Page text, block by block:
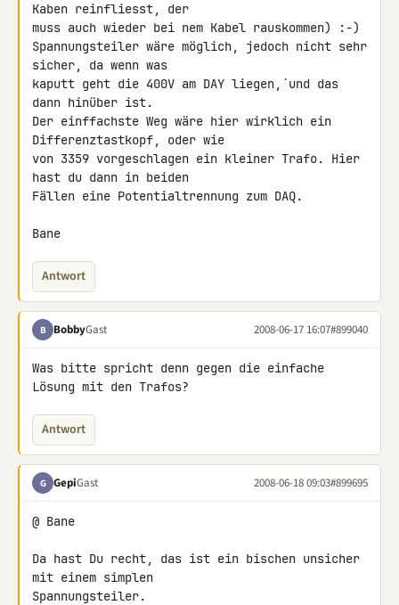
Kaben reinfliesst, der
muss auch wieder bei nem Kabel rauskommen) :-)
Spannungsteiler wäre möglich, jedoch nicht sehr
sicher, da wenn was
kaputt geht die 400V am DAY liegen,´und das
dann hinüber ist.
Der einffachste Weg wäre hier wirklich ein
Differenztastkopf, oder wie
von 3359 vorgeschlagen ein kleiner Trafo. Hier
hast du dann in beiden
Fällen eine Potentialtrennung zum DAQ.
Bane
Antwort
B BobbyGast 2008-06-17 16:07#899040
Was bitte spricht denn gegen die einfache
Lösung mit den Trafos?
Antwort
G GepiGast 2008-06-18 09:03#899695
@ Bane
Da hast Du recht, das ist ein bischen unsicher
mit einem simplen
Spannungsteiler.